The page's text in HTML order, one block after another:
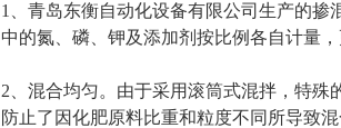
1、青岛东衡自动化设备有限公司生产的
中的氮、磷、钾及添加剂按比例各自计量
2、混合均匀。由于采用滚筒式混拌，特
防止了因化肥原料比重和粒度不同所导致